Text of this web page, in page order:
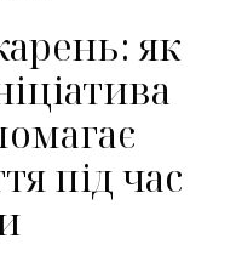
як
під час